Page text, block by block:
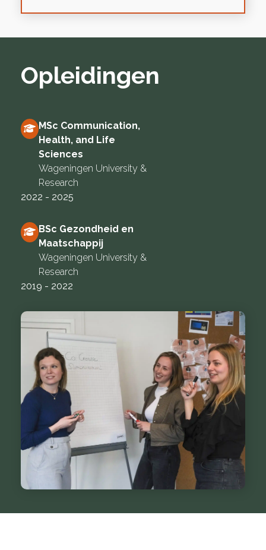
Opleidingen
MSc Communication,
Health, and Life
Sciences
Wageningen University &
Research
2022 - 2025
BSc Gezondheid en
Maatschappij
Wageningen University &
Research
2019 - 2022